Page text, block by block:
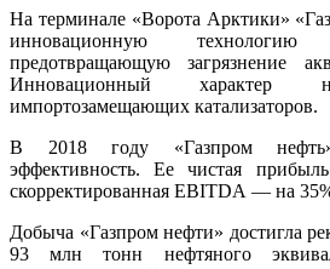
На терминале «Ворота Арктики»
инновационную
предотвращающую загрязнение
Инновационный характер
импортозамещающих катализаторов.
В 2018 году «Газпром
эффективность. Ее чистая
скорректированная EBITDA — на
Добыча «Газпром нефти» достигла
93 млн тонн нефтяного